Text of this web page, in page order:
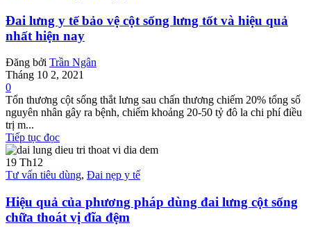
Đai lưng y tế bảo vệ cột sống lưng tốt và hiệu quả
nhất hiện nay
Đăng bởi Trần Ngân
Tháng 10 2, 2021
0
Tổn thương cột sống thắt lưng sau chấn thương chiếm 20% tổng số
nguyên nhân gây ra bệnh, chiếm khoảng 20-50 tỷ đô la chi phí điều
trị m...
Tiếp tục đọc
19 Th12
Tư vấn tiêu dùng, Đai nẹp y tế
Hiệu quả của phương pháp dùng đai lưng cột sống
chữa thoát vị đĩa đệm